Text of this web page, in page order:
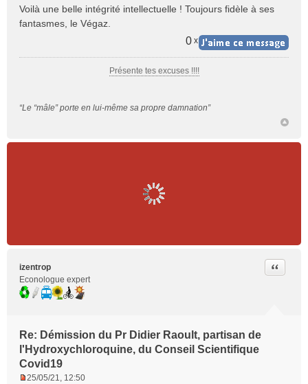
n
l
Voilà une belle intégrité intellectuelle ! Toujours fidèle à ses
fantasmes, le Végaz.
0 x
Présente tes excuses !!!!
“Le “mâle” porte en lui-même sa propre damnation”
izentrop
Econologue expert
Re: Démission du Pr Didier Raoult, partisan de
l'Hydroxychloroquine, du Conseil Scientifique
Covid19
Citer
25/05/21, 12:50